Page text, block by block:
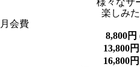
様々なサ
楽しみ
月会費
8,800円
13,800円
16,800円